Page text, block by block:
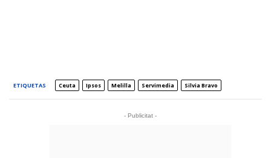
ETIQUETAS Ceuta Ipsos Melilla Servimedia Silvia Bravo
- Publicitat -